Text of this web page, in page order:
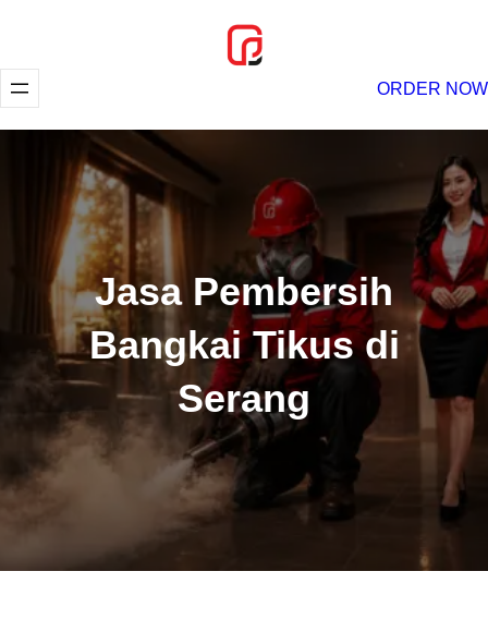
konten
ORDER NOW
Jasa Pembersih
Bangkai Tikus di
Serang